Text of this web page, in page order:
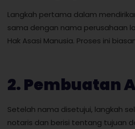
Langkah pertama dalam
sama dengan nama perusahaan
Hak Asasi Manusia. Proses ini
2. Pembuatan
Setelah nama disetujui, langkah
notaris dan berisi tentang tujuan